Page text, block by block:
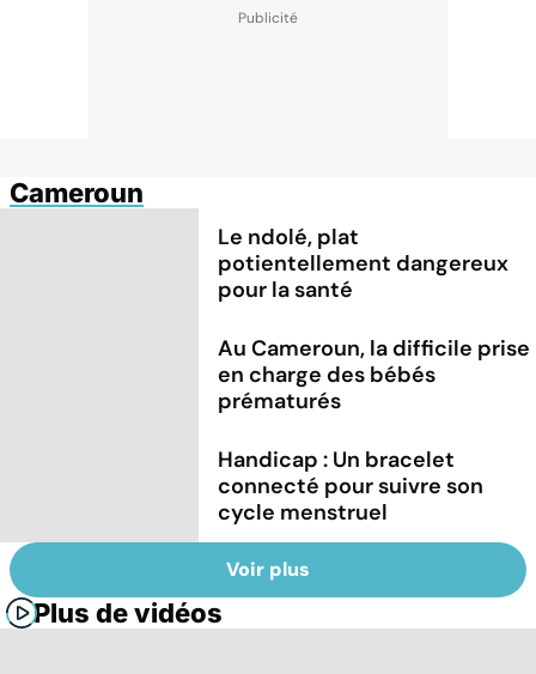
Cameroun
Le ndolé, plat
potientellement dangereux
pour la santé
Au Cameroun, la difficile prise
en charge des bébés
prématurés
Handicap : Un bracelet
connecté pour suivre son
cycle menstruel
Voir plus
Plus de vidéos